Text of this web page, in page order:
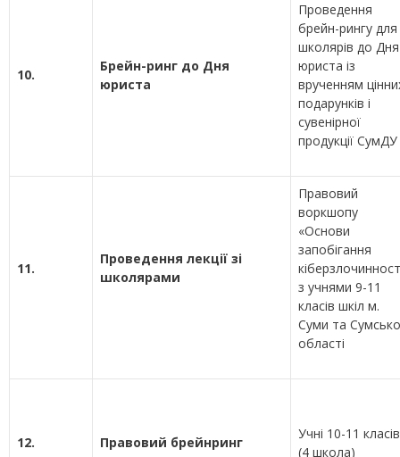
10.
Брейн-ринг до Дня
юриста
Проведення
брейн-рингу для
школярів до Дня
юриста із
врученням
подарунків і
сувенірної
продукції СумДУ
11.
Проведення лекції зі
школярами
Правовий
воркшопу
«Основи
запобігання
з учнями 9-11
класів шкіл м.
Суми та
області
12. Правовий брейнринг
Учні 10-11 класів
(4 школа)